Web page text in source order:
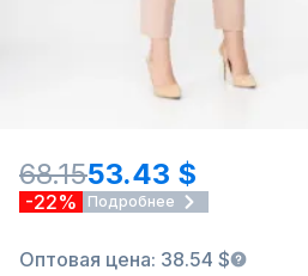
68.1553.43 $
-22% Подробнее
Оптовая цена: 38.54 $